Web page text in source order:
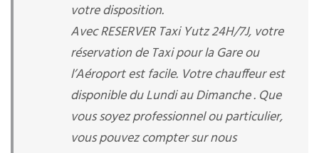
votre disposition.
Avec RESERVER Taxi Yutz 24H/7J, votre
réservation de Taxi pour la Gare ou
l’Aéroport est facile. Votre chauffeur est
disponible du Lundi au Dimanche . Que
vous soyez professionnel ou particulier,
vous pouvez compter sur nous